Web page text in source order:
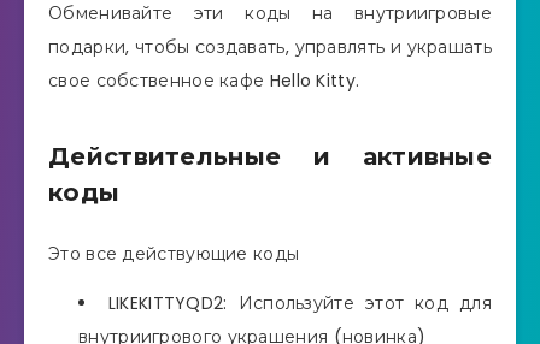
Обменивайте эти коды на внутриигровые
подарки, чтобы создавать, управлять и украшать
свое собственное кафе Hello Kitty.
Действительные и активные
коды
Это все действующие коды
LIKEKITTYQD2: Используйте этот код для
внутриигрового украшения (новинка)